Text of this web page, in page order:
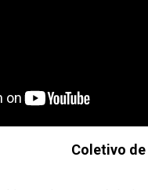
Coletivo